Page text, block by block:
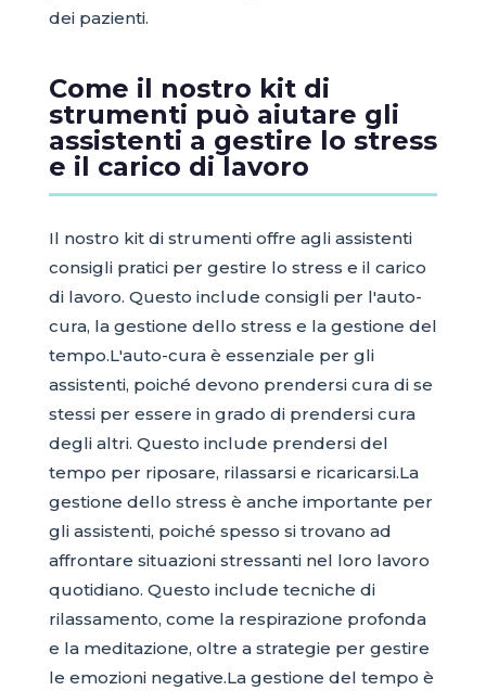
dei pazienti.
Come il nostro kit di
strumenti può aiutare gli
assistenti a gestire lo stress
e il carico di lavoro
Il nostro kit di strumenti offre agli assistenti
consigli pratici per gestire lo stress e il carico
di lavoro. Questo include consigli per l'auto-
cura, la gestione dello stress e la gestione del
tempo.L'auto-cura è essenziale per gli
assistenti, poiché devono prendersi cura di se
stessi per essere in grado di prendersi cura
degli altri. Questo include prendersi del
tempo per riposare, rilassarsi e ricaricarsi.La
gestione dello stress è anche importante per
gli assistenti, poiché spesso si trovano ad
affrontare situazioni stressanti nel loro lavoro
quotidiano. Questo include tecniche di
rilassamento, come la respirazione profonda
e la meditazione, oltre a strategie per gestire
le emozioni negative.La gestione del tempo è